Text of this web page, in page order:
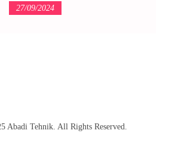
27/09/2024
Abadi Tehnik. All Rights Reserved.